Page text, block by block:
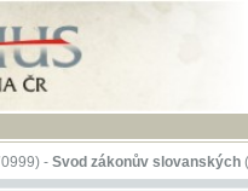
Svod zákonův slovanských(1/628)